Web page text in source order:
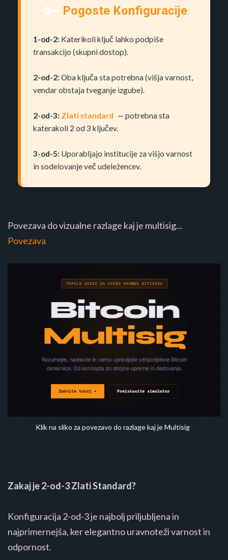
🔑 Pogoste Konfiguracije
1-od-2: Katerikoli ključ lahko podpiše
transakcijo (skupni dostop).
2-od-2: Oba ključa sta potrebna (višja varnost,
vendar obstaja tveganje izgube).
2-od-3: Zlati standard — potrebna sta
katerakoli 2 od 3 ključev.
3-od-5: Uporabljajo institucije za višjo varnost
in sodelovanje več udeležencev.
Povezava do vizualne razlage kaj je multisig...
Povezava
Klik na sliko za povezavo do razlage kaj je Multisig
Zakaj je 2-od-3 Zlati Standard?
Konfiguracija 2-od-3 je najbolj priljubljena in
najprimernejša, ker elegantno uravnoteži varnost in
odpornost.